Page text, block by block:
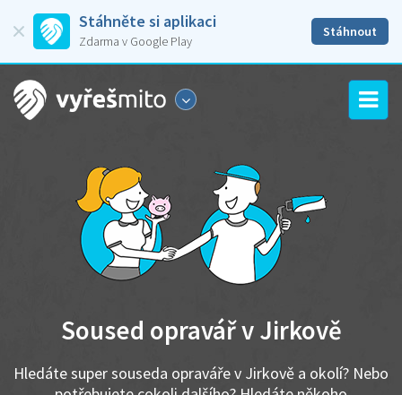
Stáhněte si aplikaci
Zdarma v Google Play
Stáhnout
Soused opravář v Jirkově
Hledáte super souseda opraváře v Jirkově a okolí? Nebo